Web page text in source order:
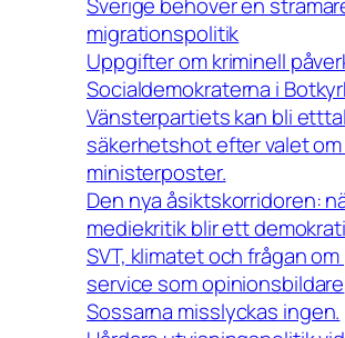
migrationspolitik
Uppgifter om kriminell
Socialdemokraterna i
Vänsterpartiets kan bli
säkerhetshot efter valet
ministerposter.
Den nya åsiktskorridoren:
mediekritik blir ett
SVT, klimatet och frågan
service som opinionsbildare
Sossarna misslyckas ingen.